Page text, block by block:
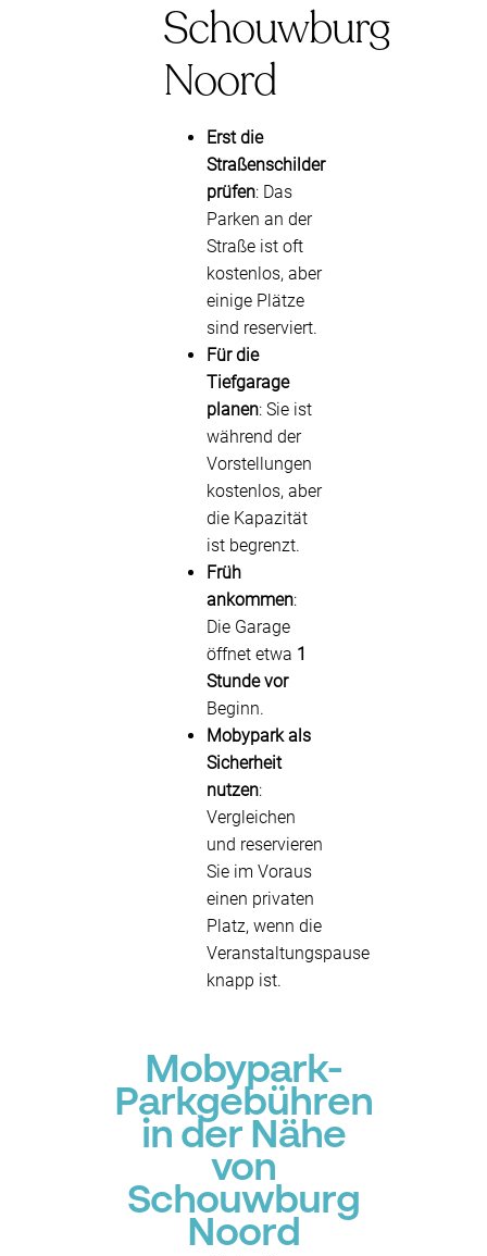
Schouwburg
Noord
Erst die
Straßenschilder
prüfen: Das
Parken an der
Straße ist oft
kostenlos, aber
einige Plätze
sind reserviert.
Für die
Tiefgarage
planen: Sie ist
während der
Vorstellungen
kostenlos, aber
die Kapazität
ist begrenzt.
Früh
ankommen:
Die Garage
öffnet etwa 1
Stunde vor
Beginn.
Mobypark als
Sicherheit
nutzen:
Vergleichen
und reservieren
Sie im Voraus
einen privaten
Platz, wenn die
Veranstaltungspause
knapp ist.
Mobypark-
Parkgebühren
in der Nähe
von
Schouwburg
Noord